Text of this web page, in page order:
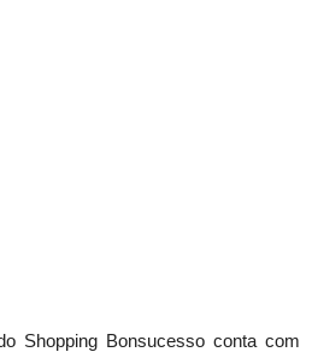
Shopping Bonsucesso conta com